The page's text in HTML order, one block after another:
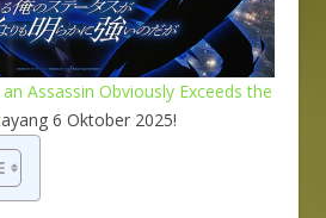
Assassin Obviously Exceeds the
6 Oktober 2025!